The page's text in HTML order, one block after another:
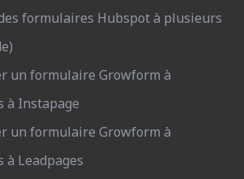
formulaires Hubspot à plusieurs
un formulaire Growform à
à Instapage
un formulaire Growform à
Leadpages